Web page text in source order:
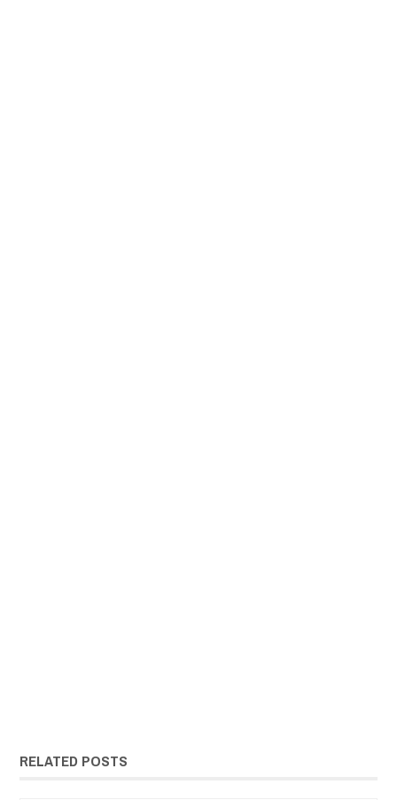
RELATED POSTS